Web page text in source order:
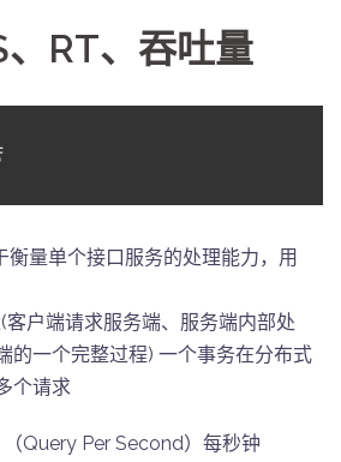
、RT、吞吐量
衡量单个接口服务的处理能力，用
客户端请求服务端、服务端内部处
的一个完整过程) 一个事务在分布式
个请求
Query Per Second）每秒钟